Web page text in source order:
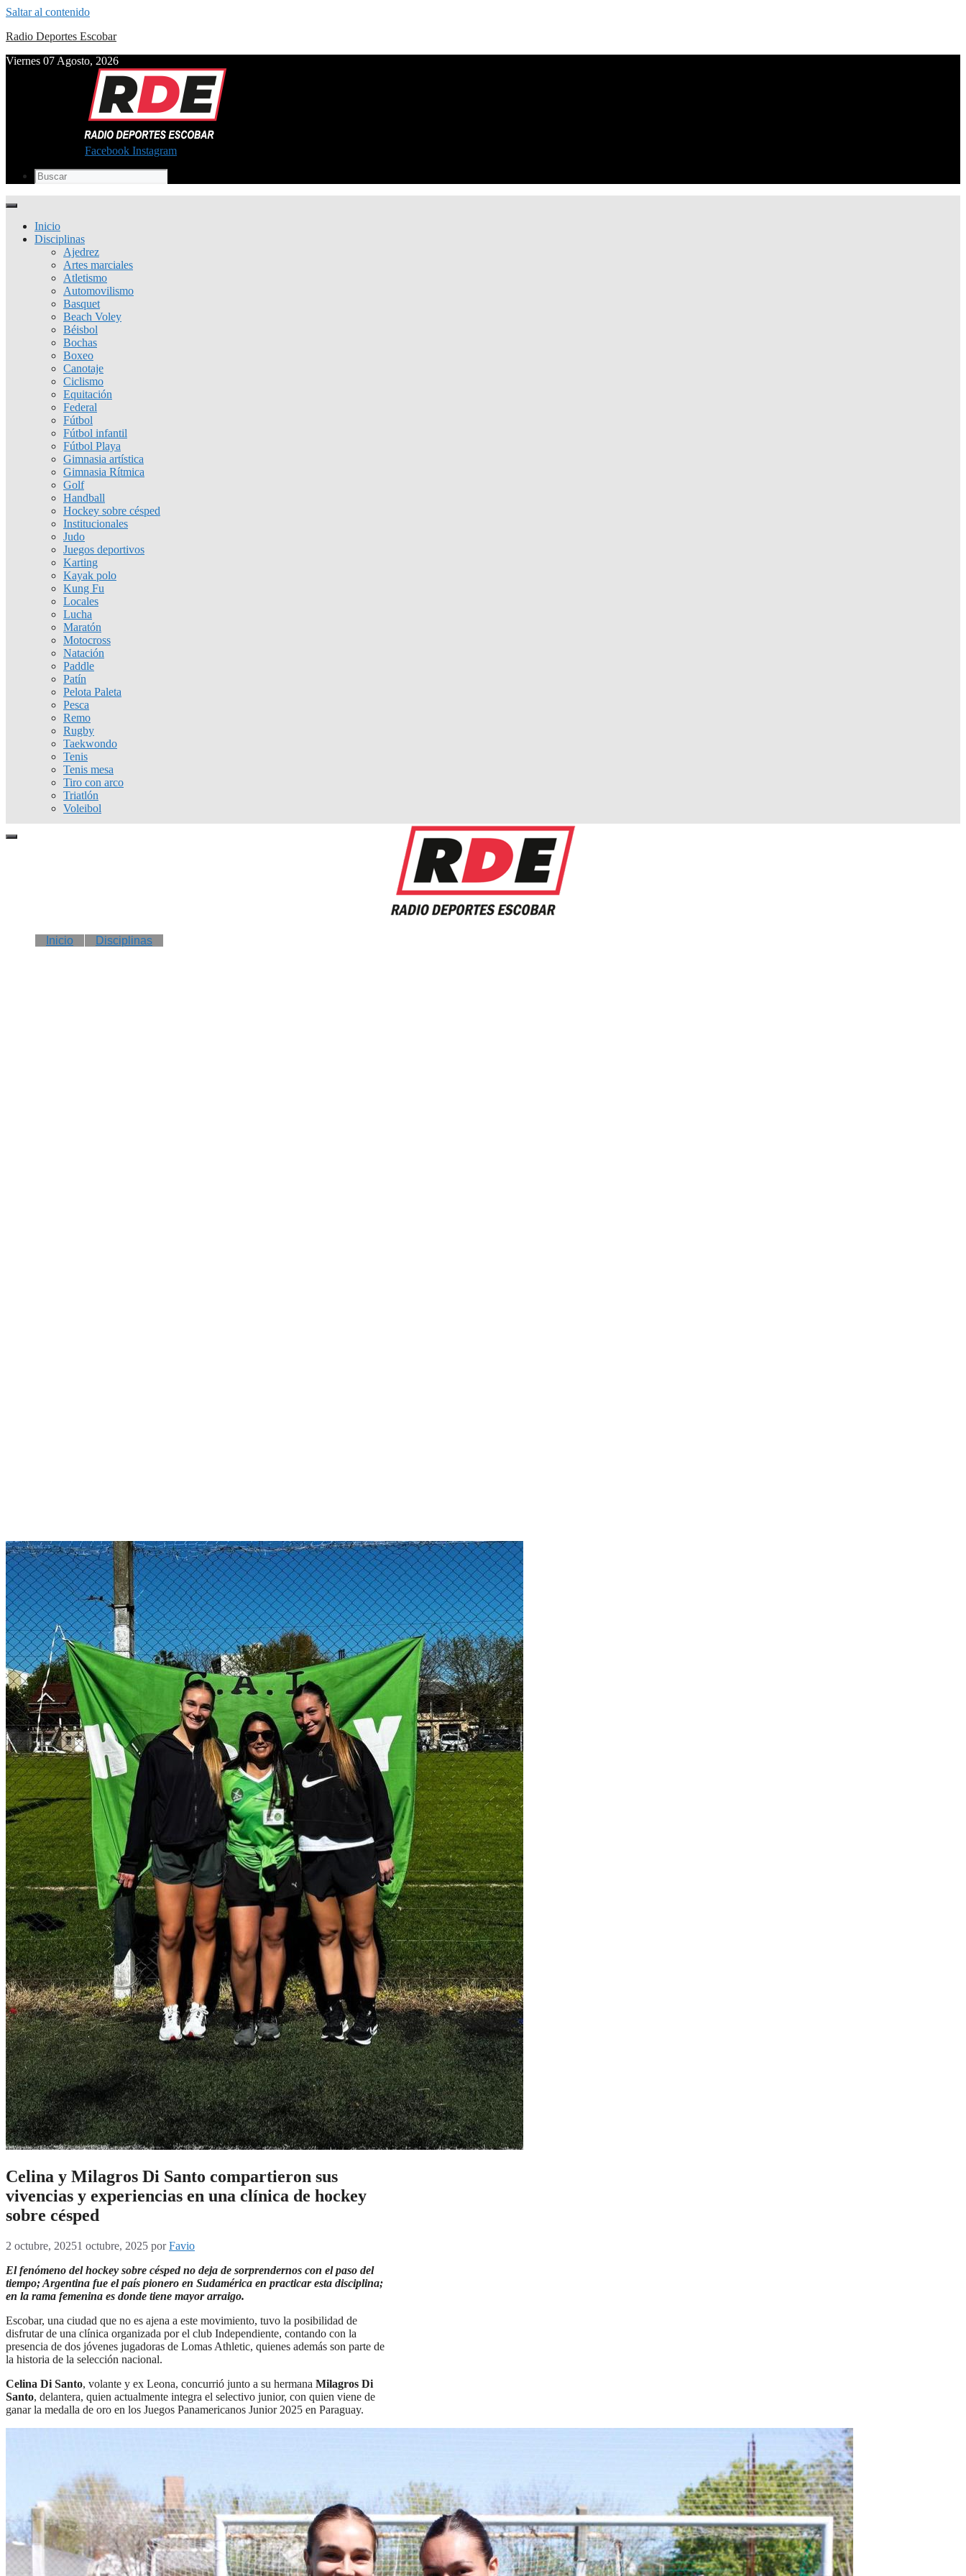
Saltar al contenido
Radio Deportes Escobar
Viernes 07 Agosto, 2026
Facebook Instagram
Inicio
Disciplinas
Ajedrez
Artes marciales
Atletismo
Automovilismo
Basquet
Beach Voley
Béisbol
Bochas
Boxeo
Canotaje
Ciclismo
Equitación
Federal
Fútbol
Fútbol infantil
Fútbol Playa
Gimnasia artística
Gimnasia Rítmica
Golf
Handball
Hockey sobre césped
Institucionales
Judo
Juegos deportivos
Karting
Kayak polo
Kung Fu
Locales
Lucha
Maratón
Motocross
Natación
Paddle
Patín
Pelota Paleta
Pesca
Remo
Rugby
Taekwondo
Tenis
Tenis mesa
Tiro con arco
Triatlón
Voleibol
Inicio Disciplinas
Viernes 07 Agosto, 2026
Celina y Milagros Di Santo compartieron sus
vivencias y experiencias en una clínica de hockey
sobre césped
2 octubre, 20251 octubre, 2025 porFavio
El fenómeno del hockey sobre césped no deja de sorprendernos con el paso del
tiempo; Argentina fue el país pionero en Sudamérica en practicar esta disciplina;
en la rama femenina es donde tiene mayor arraigo.
Escobar, una ciudad que no es ajena a este movimiento, tuvo la posibilidad de
disfrutar de una clínica organizada por el club Independiente, contando con la
presencia de dos jóvenes jugadoras de Lomas Athletic, quienes además son parte de
la historia de la selección nacional.
Celina Di Santo, volante y ex Leona, concurrió junto a su hermana Milagros Di
Santo, delantera, quien actualmente integra el selectivo junior, con quien viene de
ganar la medalla de oro en los Juegos Panamericanos Junior 2025 en Paraguay.